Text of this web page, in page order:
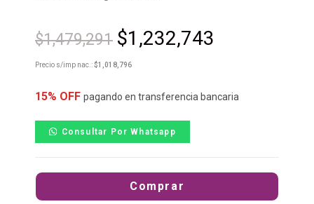
$1,479,291 $1,232,743
Precio s/imp nac.:$1,018,796
15% OFF pagando en transferencia bancaria
Consultar Por Whatsapp
Comprar